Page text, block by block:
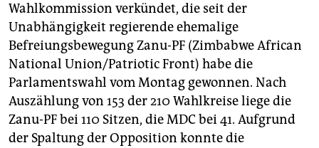
Wahlkommission verkündet, die seit der
Unabhängigkeit regierende ehemalige
Befreiungsbewegung Zanu-PF (Zimbabwe African
National Union/Patriotic Front) habe die
Parlamentswahl vom Montag gewonnen. Nach
Auszählung von 153 der 210 Wahlkreise liege die
Zanu-PF bei 110 Sitzen, die MDC bei 41. Aufgrund
der Spaltung der Opposition konnte die